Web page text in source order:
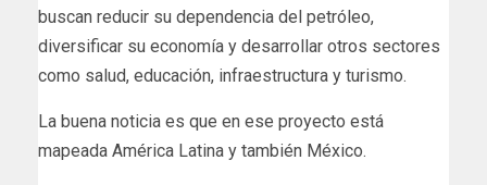
buscan reducir su dependencia del petróleo,
diversificar su economía y desarrollar otros sectores
como salud, educación, infraestructura y turismo.
La buena noticia es que en ese proyecto está
mapeada América Latina y también México.